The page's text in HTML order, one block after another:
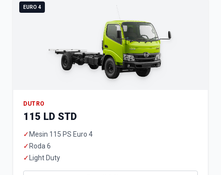
EURO 4
DUTRO
115 LD STD
✓ Mesin 115 PS Euro 4
✓ Roda 6
✓ Light Duty